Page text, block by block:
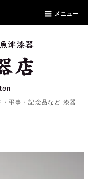
メニュー
弔事・記念品など 漆器